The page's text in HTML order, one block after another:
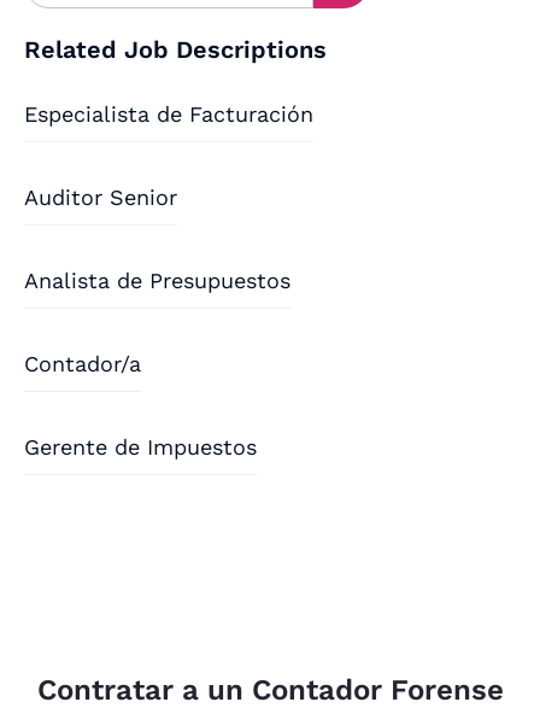
Related Job Descriptions
Especialista de Facturación
Auditor Senior
Analista de Presupuestos
Contador/a
Gerente de Impuestos
Contratar a un Contador Forense